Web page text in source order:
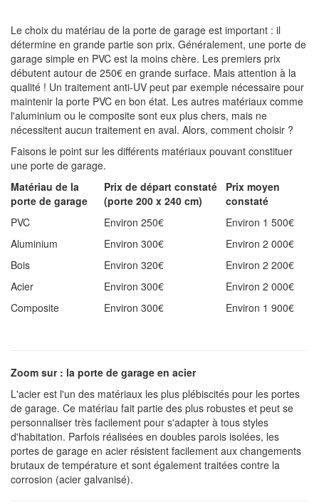
Le choix du matériau de la porte de garage est important : il
détermine en grande partie son prix. Généralement, une porte de
garage simple en PVC est la moins chère. Les premiers prix
débutent autour de 250€ en grande surface. Mais attention à la
qualité ! Un traitement anti-UV peut par exemple nécessaire pour
maintenir la porte PVC en bon état. Les autres matériaux comme
l'aluminium ou le composite sont eux plus chers, mais ne
nécessitent aucun traitement en aval. Alors, comment choisir ?
Faisons le point sur les différents matériaux pouvant constituer
une porte de garage.
Matériau de la
porte de garage
Prix de départ constaté
(porte 200 x 240 cm)
Prix moyen
constaté
PVC
Environ 250€
Environ 1 500€
Aluminium
Environ 300€
Environ 2 000€
Bois
Environ 320€
Environ 2 200€
Acier
Environ 300€
Environ 2 000€
Composite
Environ 300€ Environ 1 900€
Zoom sur : la porte de garage en acier
L'acier est l'un des matériaux les plus plébiscités pour les portes
de garage. Ce matériau fait partie des plus robustes et peut se
personnaliser très facilement pour s'adapter à tous styles
d'habitation. Parfois réalisées en doubles parois isolées, les
portes de garage en acier résistent facilement aux changements
brutaux de température et sont également traitées contre la
corrosion (acier galvanisé).